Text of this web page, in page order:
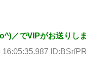
／でVIPがお送りし
16:05:35.987